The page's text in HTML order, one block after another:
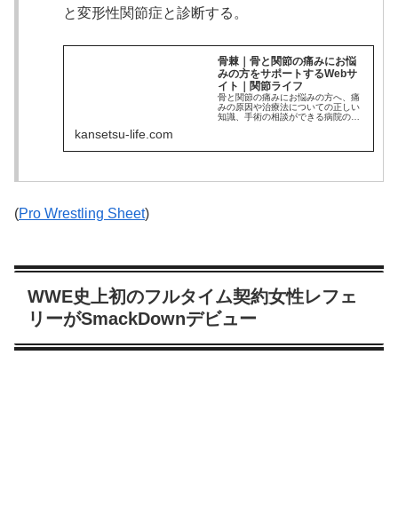
と変形性関節症と診断する。
骨棘｜骨と関節の痛みにお悩
みの方をサポートするWebサ
イト｜関節ライフ
骨と関節の痛みにお悩みの方へ、痛
みの原因や治療法についての正しい
知識、手術の相談ができる病院の検
kansetsu-life.com
(Pro Wrestling Sheet)
WWE史上初のフルタイム契約女性レフェ
リーがSmackDownデビュー